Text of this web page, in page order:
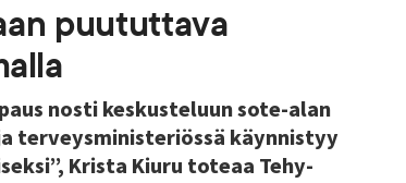
puututtava
nosti keskusteluun sote-alan
terveysministeriössä käynnistyy
Krista Kiuru toteaa Tehy-